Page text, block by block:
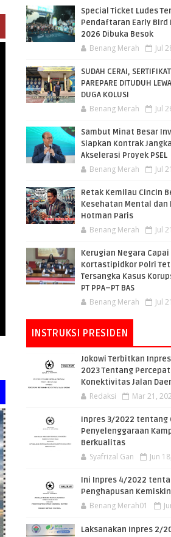
Special Ticket Ludes
Pendaftaran Early Bird
2026 Dibuka Besok
Benang Merah Jul
SUDAH CERAI,
PAREPARE DITUDUH
DUGA KOLUSI
Benang Merah Jul
Sambut Minat Besar
Siapkan Kontrak
Akselerasi Proyek PSEL
Benang Merah Jul
Retak Kemilau Cincin
Kesehatan Mental dan
Hotman Paris
Benang Merah Jul
Kerugian Negara Capai
Kortastipidkor Polri
Tersangka Kasus
PT PPA–PT BAS
Benang Merah Jul
INSTRUKSI PRESIDEN
Jokowi Terbitkan
2023 Tentang
Konektivitas Jalan
Redaksi Mar 21,
Inpres 3/2022 tentang
Penyelenggaraan
Berkualitas
Syafrizal Gan Jun
Ini Inpres 4/2022
Penghapusan
Benang Merah01
Laksanakan Inpres 2/